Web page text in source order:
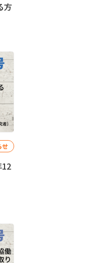
方
せ